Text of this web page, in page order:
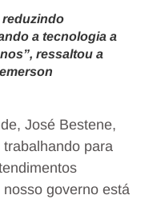
reduzindo
a tecnologia a
ressaltou a
José Bestene,
para
governo está